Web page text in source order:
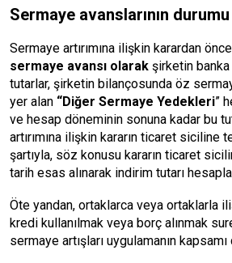
Sermaye avanslarının durumu
Sermaye artırımına ilişkin karardan
sermaye avansı olarak şirketin banka
tutarlar, şirketin bilançosunda öz
yer alan “Diğer Sermaye Yedekleri”
ve hesap döneminin sonuna kadar bu
artırımına ilişkin kararın ticaret
şartıyla, söz konusu kararın ticaret
tarih esas alınarak indirim tutarı
Öte yandan, ortaklarca veya ortaklarla
kredi kullanılmak veya borç alınmak
sermaye artışları uygulamanın kapsamı